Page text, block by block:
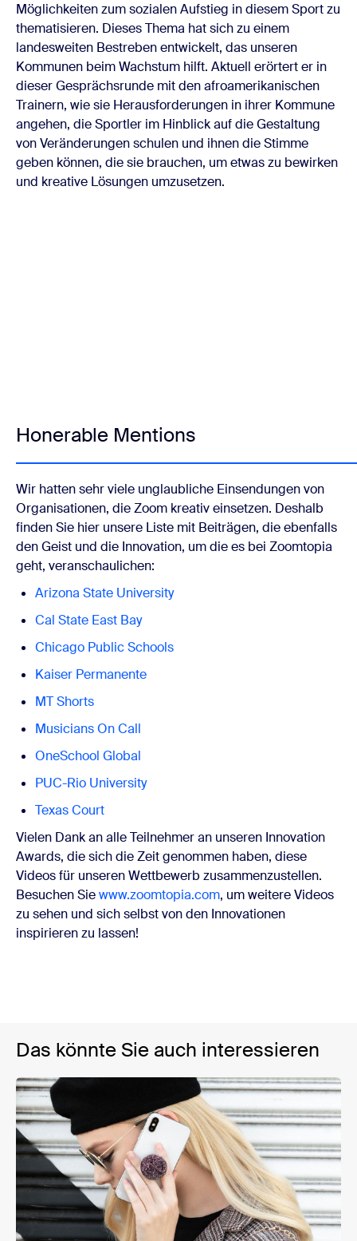
Möglichkeiten zum sozialen Aufstieg in diesem Sport zu
thematisieren. Dieses Thema hat sich zu einem
landesweiten Bestreben entwickelt, das unseren
Kommunen beim Wachstum hilft. Aktuell erörtert er in
dieser Gesprächsrunde mit den afroamerikanischen
Trainern, wie sie Herausforderungen in ihrer Kommune
angehen, die Sportler im Hinblick auf die Gestaltung
von Veränderungen schulen und ihnen die Stimme
geben können, die sie brauchen, um etwas zu bewirken
und kreative Lösungen umzusetzen.
Honerable Mentions
Wir hatten sehr viele unglaubliche Einsendungen von
Organisationen, die Zoom kreativ einsetzen. Deshalb
finden Sie hier unsere Liste mit Beiträgen, die ebenfalls
den Geist und die Innovation, um die es bei Zoomtopia
geht, veranschaulichen:
Arizona State University
Cal State East Bay
Chicago Public Schools
Kaiser Permanente
MT Shorts
Musicians On Call
OneSchool Global
PUC-Rio University
Texas Court
Vielen Dank an alle Teilnehmer an unseren Innovation
Awards, die sich die Zeit genommen haben, diese
Videos für unseren Wettbewerb zusammenzustellen.
Besuchen Siewww.zoomtopia.com, um weitere Videos
zu sehen und sich selbst von den Innovationen
inspirieren zu lassen!
Das könnte Sie auch interessieren